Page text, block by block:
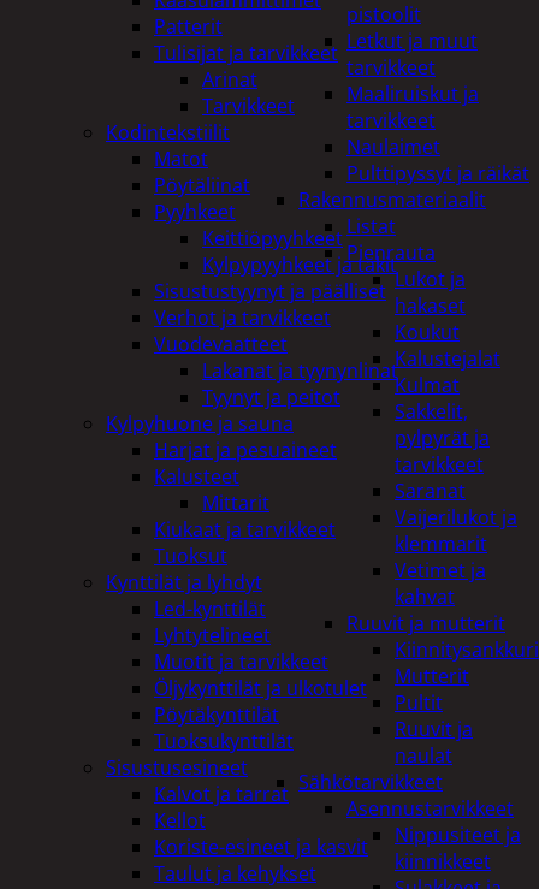
pistoolit
Letkut ja muut
tarvikkeet
Maaliruiskut ja
tarvikkeet
Naulaimet
Pulttipyssyt ja räikät
Rakennusmateriaalit
Listat
Pienrauta
Lukot ja
hakaset
Koukut
Kalustejalat
Kulmat
Sakkelit,
pylpyrät ja
tarvikkeet
Saranat
Vaijerilukot ja
klemmarit
Vetimet ja
kahvat
Ruuvit ja mutterit
Mutterit
Pultit
Ruuvit ja
naulat
Sähkötarvikkeet
Asennustarvikkeet
Nippusiteet ja
kiinnikkeet
Patterit
Tulisijat ja tarvikkeet
Arinat
Tarvikkeet
Kodintekstiilit
Matot
Pöytäliinat
Pyyhkeet
Keittiöpyyhkeet
Kylpypyyhkeet ja takit
Sisustustyynyt ja päälliset
Verhot ja tarvikkeet
Vuodevaatteet
Lakanat ja tyynynlinat
Tyynyt ja peitot
Kylpyhuone ja sauna
Harjat ja pesuaineet
Kalusteet
Mittarit
Kiukaat ja tarvikkeet
Tuoksut
Kynttilät ja lyhdyt
Led-kynttilät
Lyhtytelineet
Muotit ja tarvikkeet
Öljykynttilät ja ulkotulet
Pöytäkynttilät
Tuoksukynttilät
Sisustusesineet
Kalvot ja tarrat
Kellot
Koriste-esineet ja kasvit
Taulut ja kehykset